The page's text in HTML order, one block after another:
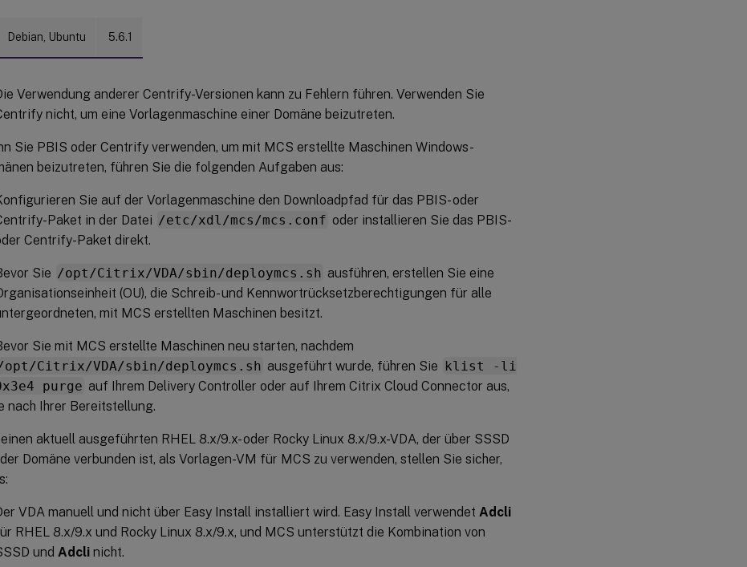
Debian, Ubuntu 5.6.1
Verwendung anderer Centrify-Versionen kann zu Fehlern führen. Verwenden Sie
nicht, um eine Vorlagenmaschine einer Domäne beizutreten.
Sie PBIS oder Centrify verwenden, um mit MCS erstellte Maschinen Windows-
beizutreten, führen Sie die folgenden Aufgaben aus:
Sie auf der Vorlagenmaschine den Downloadpfad für das PBIS- oder
Paket in der Datei /etc/xdl/mcs/mcs.conf oder installieren Sie das PBIS-
Centrify-Paket direkt.
Sie /opt/Citrix/VDA/sbin/deploymcs.sh ausführen, erstellen Sie eine
(OU), die Schreib- und Kennwortrücksetzberechtigungen für alle
mit MCS erstellten Maschinen besitzt.
Sie mit MCS erstellte Maschinen neu starten, nachdem
opt/Citrix/VDA/sbin/deploymcs.sh ausgeführt wurde, führen Sie klist -li
purge auf Ihrem Delivery Controller oder auf Ihrem Citrix Cloud Connector aus,
nach Ihrer Bereitstellung.
aktuell ausgeführten RHEL 8.x/9.x- oder Rocky Linux 8.x/9.x-VDA, der über SSSD
Domäne verbunden ist, als Vorlagen-VM für MCS zu verwenden, stellen Sie sicher,
VDA manuell und nicht über Easy Install installiert wird. Easy Install verwendet Adcli
RHEL 8.x/9.x und Rocky Linux 8.x/9.x, und MCS unterstützt die Kombination von
und Adcli nicht.